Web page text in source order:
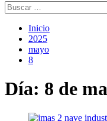
Buscar:
Inicio
2025
mayo
8
Día: 8 de